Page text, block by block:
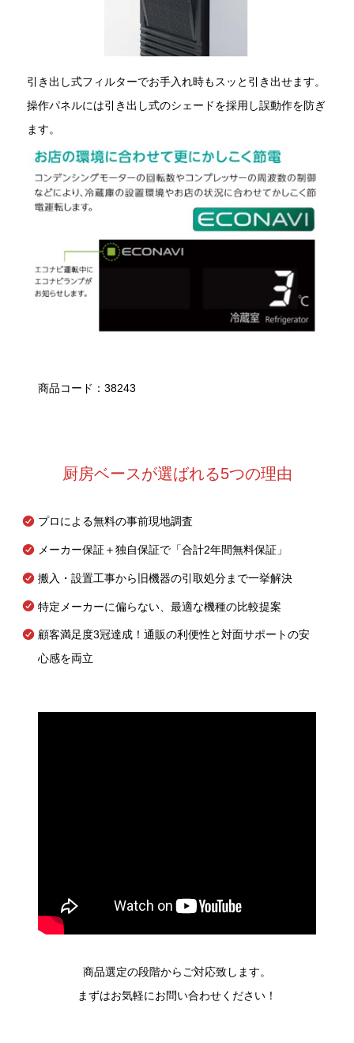
引き出し式フィルターでお手入れ時もスッと引き出せます。
操作パネルには引き出し式のシェードを採用し誤動作を防ぎ
ます。
商品コード：38243
厨房ベースが選ばれる5つの理由
プロによる無料の事前現地調査
メーカー保証＋独自保証で「合計2年間無料保証」
搬入・設置工事から旧機器の引取処分まで一挙解決
特定メーカーに偏らない、最適な機種の比較提案
顧客満足度3冠達成！通販の利便性と対面サポートの安
心感を両立
商品選定の段階からご対応致します。
まずはお気軽にお問い合わせください！